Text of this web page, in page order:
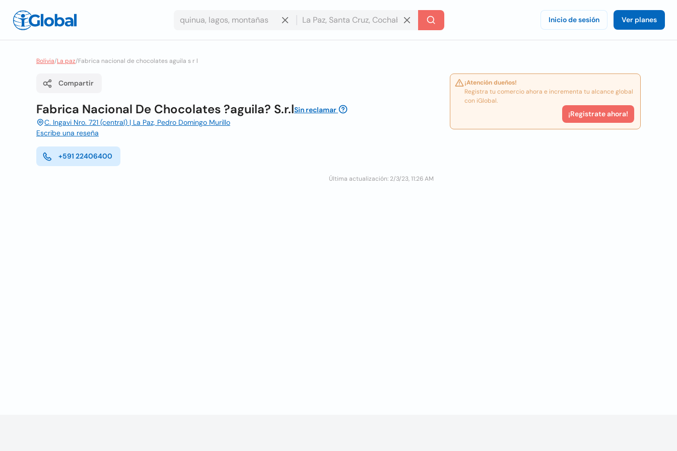
Inicio de sesión Ver planes
Bolivia/La paz/Fabrica nacional de chocolates aguila s r l
Compartir
Fabrica Nacional De Chocolates ?aguila? S.r.lSin reclamar
C. Ingavi Nro. 721 (central) | La Paz, Pedro Domingo Murillo
Escribe una reseña
+591 22406400
Última actualización: 2/3/23, 11:26 AM
¡Atención dueños!
Registra tu comercio ahora e incrementa tu alcance global
con iGlobal.
¡Registrate ahora!